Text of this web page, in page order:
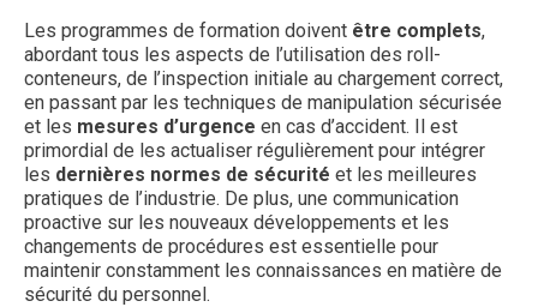
Les programmes de formation doivent être complets,
abordant tous les aspects de l’utilisation des roll-
conteneurs, de l’inspection initiale au chargement correct,
en passant par les techniques de manipulation sécurisée
et les mesures d’urgence en cas d’accident. Il est
primordial de les actualiser régulièrement pour intégrer
les dernières normes de sécurité et les meilleures
pratiques de l’industrie. De plus, une communication
proactive sur les nouveaux développements et les
changements de procédures est essentielle pour
maintenir constamment les connaissances en matière de
sécurité du personnel.